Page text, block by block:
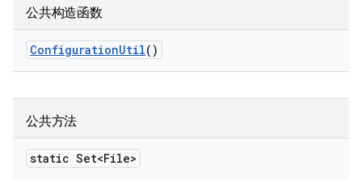
公共构造函数
ConfigurationUtil()
公共方法
static Set<File>